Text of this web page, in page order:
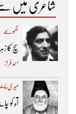
شاعری میں سے
مجموعے
سچ کا زہر
احمد فراز
میری پسند
آہ کو